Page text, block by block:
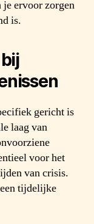
ervoor zorgen
is.
gericht is
laag van
voor het
van crisis.
tijdelijke